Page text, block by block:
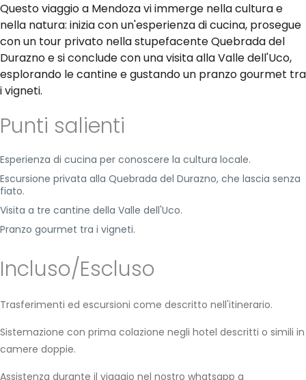
Questo viaggio a Mendoza vi immerge nella cultura e
nella natura: inizia con un'esperienza di cucina, prosegue
con un tour privato nella stupefacente Quebrada del
Durazno e si conclude con una visita alla Valle dell'Uco,
esplorando le cantine e gustando un pranzo gourmet tra
i vigneti.
Punti salienti
Esperienza di cucina per conoscere la cultura locale.
Escursione privata alla Quebrada del Durazno, che lascia senza
fiato.
Visita a tre cantine della Valle dell'Uco.
Pranzo gourmet tra i vigneti.
Incluso/Escluso
Trasferimenti ed escursioni come descritto nell'itinerario.
Sistemazione con prima colazione negli hotel descritti o simili in
camere doppie.
Assistenza durante il viaggio nel nostro whatsapp a